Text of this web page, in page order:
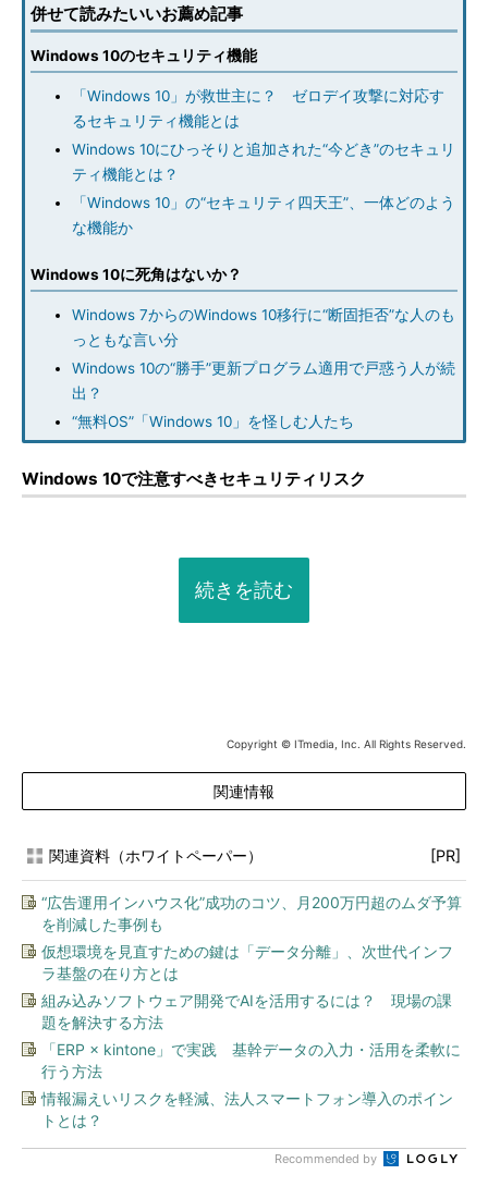
併せて読みたいいお薦め記事
Windows 10のセキュリティ機能
「Windows 10」が救世主に？ ゼロデイ攻撃に対応す
るセキュリティ機能とは
Windows 10にひっそりと追加された“今どき”のセキュリ
ティ機能とは？
「Windows 10」の“セキュリティ四天王”、一体どのよう
な機能か
Windows 10に死角はないか？
Windows 7からのWindows 10移行に“断固拒否”な人のも
っともな言い分
Windows 10の“勝手”更新プログラム適用で戸惑う人が続
出？
“無料OS”「Windows 10」を怪しむ人たち
Windows 10で注意すべきセキュリティリスク
続きを読む
Copyright © ITmedia, Inc. All Rights Reserved.
関連情報
関連資料（ホワイトペーパー） [PR]
“広告運用インハウス化”成功のコツ、月200万円超のムダ予算
を削減した事例も
仮想環境を見直すための鍵は「データ分離」、次世代インフ
ラ基盤の在り方とは
組み込みソフトウェア開発でAIを活用するには？ 現場の課
題を解決する方法
「ERP × kintone」で実践 基幹データの入力・活用を柔軟に
行う方法
情報漏えいリスクを軽減、法人スマートフォン導入のポイン
トとは？
Recommended by